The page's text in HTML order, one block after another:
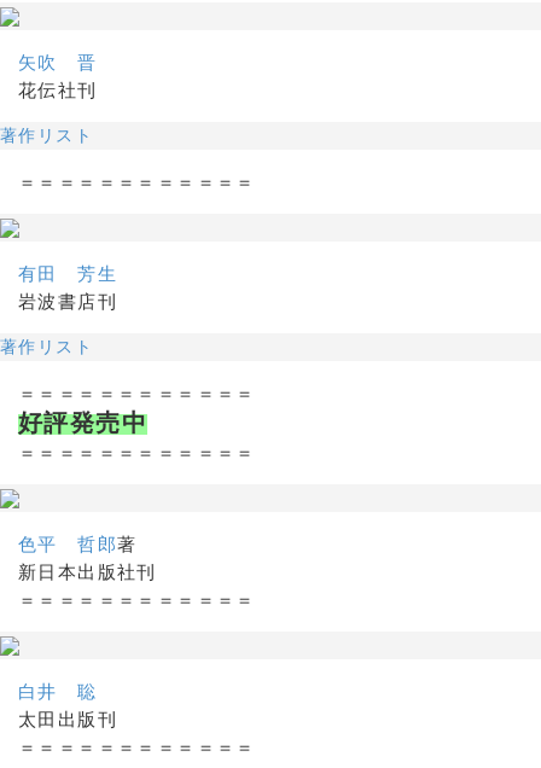
矢吹 晋
花伝社刊
著作リスト
＝＝＝＝＝＝＝＝＝＝＝＝
有田 芳生
岩波書店刊
著作リスト
＝＝＝＝＝＝＝＝＝＝＝＝
好評発売中
＝＝＝＝＝＝＝＝＝＝＝＝
色平 哲郎著
新日本出版社刊
＝＝＝＝＝＝＝＝＝＝＝＝
白井 聡
太田出版刊
＝＝＝＝＝＝＝＝＝＝＝＝